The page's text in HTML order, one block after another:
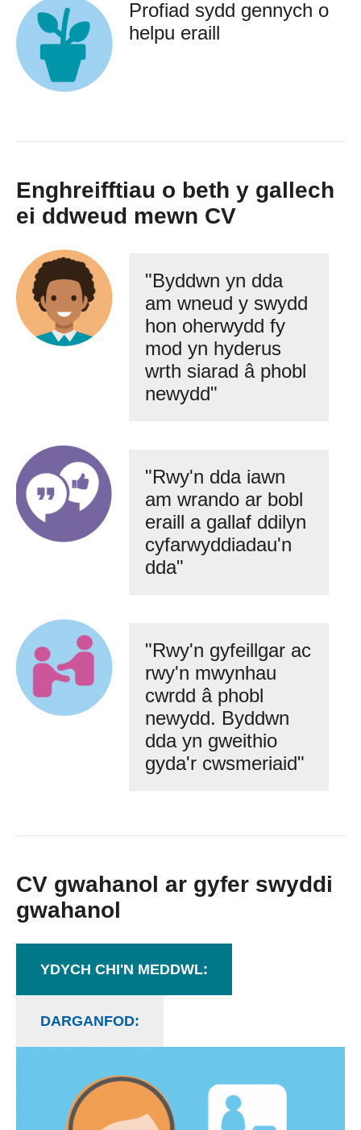
Profiad sydd gennych o
helpu eraill
Enghreifftiau o beth y gallech
ei ddweud mewn CV
"Byddwn yn dda
am wneud y swydd
hon oherwydd fy
mod yn hyderus
wrth siarad â phobl
newydd"
"Rwy'n dda iawn
am wrando ar bobl
eraill a gallaf ddilyn
cyfarwyddiadau'n
dda"
"Rwy'n gyfeillgar ac
rwy'n mwynhau
cwrdd â phobl
newydd. Byddwn
dda yn gweithio
gyda'r cwsmeriaid"
CV gwahanol ar gyfer swyddi
gwahanol
YDYCH CHI'N MEDDWL:
DARGANFOD: